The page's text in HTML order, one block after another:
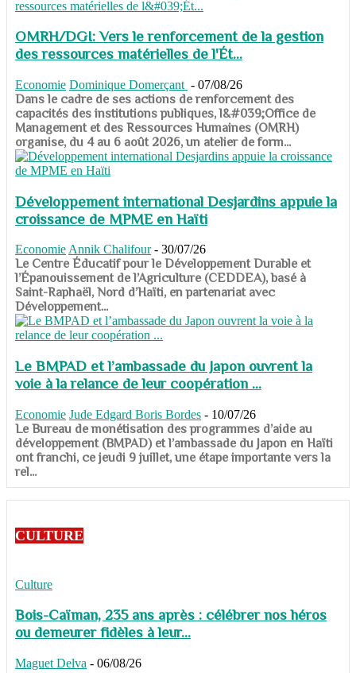
OMRH/DGI: Vers le renforcement de la gestion
des ressources matérielles de l'Ét...
Economie Dominique Domerçant - 07/08/26
Dans le cadre de ses actions de renforcement des
capacités des institutions publiques, l&#039;Office de
Management et des Ressources Humaines (OMRH)
organise, du 4 au 6 août 2026, un atelier de form...
Développement international Desjardins appuie la
croissance de MPME en Haïti
Economie Annik Chalifour - 30/07/26
​​​​​​​Le Centre Éducatif pour le Développement Durable et
l’Épanouissement de l’Agriculture (CEDDEA), basé à
Saint-Raphaël, Nord d’Haïti, en partenariat avec
Développement...
Le BMPAD et l’ambassade du Japon ouvrent la
voie à la relance de leur coopération ...
Economie Jude Edgard Boris Bordes - 10/07/26
​​​​​​​Le Bureau de monétisation des programmes d’aide au
développement (BMPAD) et l’ambassade du Japon en Haïti
ont franchi, ce jeudi 9 juillet, une étape importante vers la
rel...
CULTURE
Culture
Bois-Caïman, 235 ans après : célébrer nos héros
ou demeurer fidèles à leur...
Maguet Delva - 06/08/26